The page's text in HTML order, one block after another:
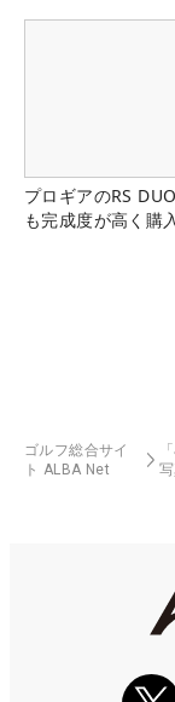
プロギアのRS
も完成度が高く購
ゴルフ総合サイ
ト ALBA Net